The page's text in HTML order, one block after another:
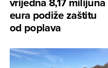
eura podiže zaštitu
od poplava